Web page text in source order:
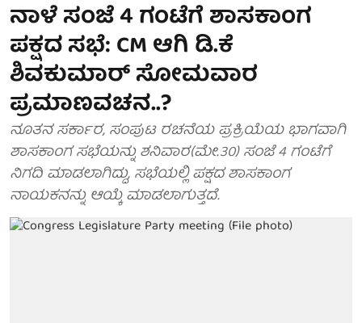
ನಾಳೆ ಸಂಜೆ 4 ಗಂಟೆಗೆ ಶಾಸಕಾಂಗ
ಪಕ್ಷದ ಸಭೆ: CM ಆಗಿ ಡಿ.ಕೆ
ಶಿವಕುಮಾರ್ ಸೋಮವಾರ
ಪ್ರಮಾಣವಚನ..?
ನೂತನ ಸರ್ಕಾರ, ಸಂಪುಟ ರಚನೆಯ ಪ್ರಕ್ರಿಯೆಯ ಭಾಗವಾಗಿ
ಶಾಸಕಾಂಗ ಸಭೆಯನ್ನು ಶನಿವಾರ(ಮೇ.30) ಸಂಜೆ 4 ಗಂಟೆಗೆ
ನಿಗದಿ ಮಾಡಲಾಗಿದ್ದು, ಸಭೆಯಲ್ಲಿ ಪಕ್ಷದ ಶಾಸಕಾಂಗ
ನಾಯಕನನ್ನು ಆಯ್ಕೆ ಮಾಡಲಾಗುತ್ತದೆ.